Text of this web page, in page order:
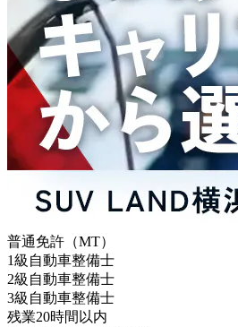
普通免許（MT）
1級自動車整備士
2級自動車整備士
3級自動車整備士
残業20時間以内